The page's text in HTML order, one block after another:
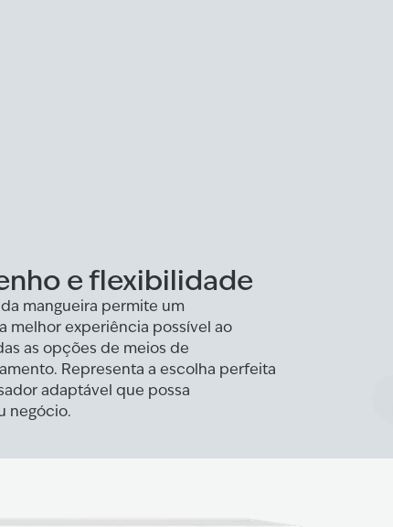
e flexibilidade
mangueira permite um
melhor experiência possível ao
as opções de meios de
Representa a escolha perfeita
adaptável que possa
negócio.